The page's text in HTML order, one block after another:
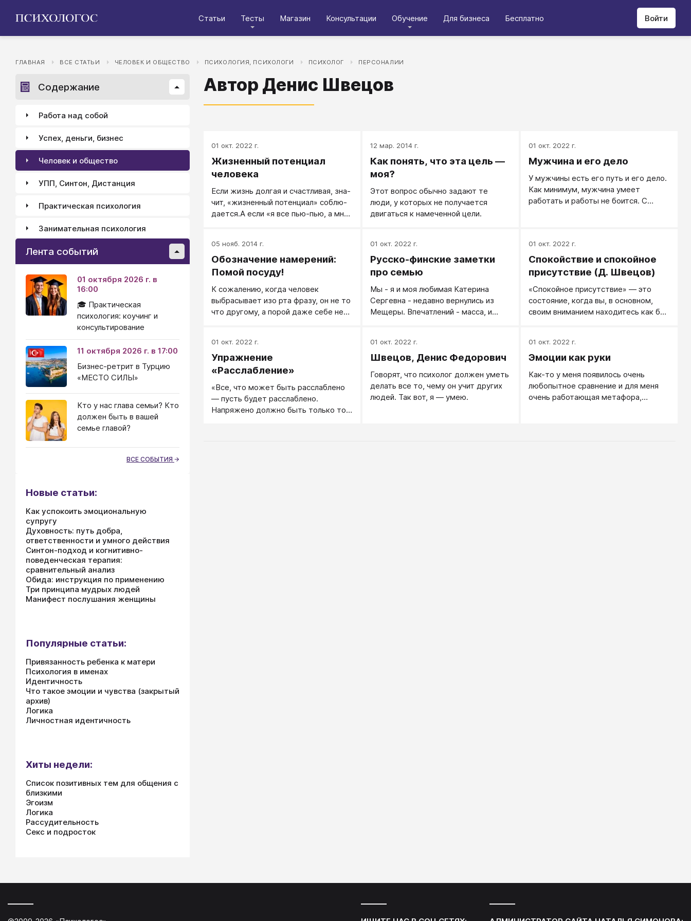
Статьи Тесты Магазин Консультации Обучение Для бизнеса Бесплатно Войти
ГЛАВНАЯ ВСЕ СТАТЬИ ЧЕЛОВЕК И ОБЩЕСТВО ПСИХОЛОГИЯ, ПСИХОЛОГИ ПСИХОЛОГ ПЕРСОНАЛИИ
Автор Денис Швецов
01 окт. 2022 г.
Жизненный потенциал
человека
Ес­ли жизнь дол­гая и счастливая, зна­
чит, «жиз­нен­ный по­тен­ци­ал» со­блю­
да­ет­ся.А ес­ли «я все пью-пью, а мне
он это ни на­зы­вал.
12 мар. 2014 г.
Как понять, что эта цель —
моя?
Этот вопрос обычно задают те
люди, у которых не получается
двигаться к намеченной цели.
01 окт. 2022 г.
Мужчина и его дело
У мужчины есть его путь и его дело.
Как минимум, мужчина умеет
работать и работы не боится. С
разделение труда.
05 нояб. 2014 г.
Обозначение намерений:
Помой посуду!
К сожалению, когда человек
выбрасывает изо рта фразу, он не то
что другому, а порой даже себе не
с каким намерением он ее говорил.
01 окт. 2022 г.
Русско-финские заметки
про семью
Мы - я и моя любимая Катерина
Сергевна - недавно вернулись из
Мещеры. Впечатлений - масса, и
потрясающими людьми.
01 окт. 2022 г.
Спокойствие и спокойное
присутствие (Д. Швецов)
«Спокойное присутствие» — это
состояние, когда вы, в основном,
своим вниманием находитесь как бы
называемый внутренне
ориентированный транс. То есть
диалог, человек думает, в основном,
о себе, о своих проблемах.
01 окт. 2022 г.
Упражнение
«Расслабление»
«Все, что может быть расслаблено
— пусть будет расслаблено.
Напряжено должно быть только то,
01 окт. 2022 г.
Швецов, Денис Федорович
Говорят, что психолог должен уметь
делать все то, чему он учит других
людей. Так вот, я — умею.
01 окт. 2022 г.
Эмоции как руки
Как-то у меня появилось очень
любопытное сравнение и для меня
очень работающая метафора,
Содержание
Работа над собой
Успех, деньги, бизнес
Человек и общество
УПП, Синтон, Дистанция
Практическая психология
Занимательная психология
Лента событий
01 октября 2026 г. в
16:00
🎓 Практическая
психология: коучинг и
консультирование
11 октября 2026 г. в 17:00
Бизнес-ретрит в Турцию
«МЕСТО СИЛЫ»
Кто у нас глава семьи? Кто
должен быть в вашей
семье главой?
ВСЕ СОБЫТИЯ
Новые статьи:
Как успокоить эмоциональную
супругу
Духовность: путь добра,
ответственности и умного действия
Синтон-подход и когнитивно-
поведенческая терапия:
сравнительный анализ
Обида: инструкция по применению
Три принципа мудрых людей
Манифест послушания женщины
Популярные статьи:
Привязанность ребенка к матери
Психология в именах
Идентичность
Что такое эмоции и чувства (закрытый
архив)
Логика
Личностная идентичность
Хиты недели:
Список позитивных тем для общения с
близкими
Эгоизм
Логика
Рассудительность
Секс и подросток